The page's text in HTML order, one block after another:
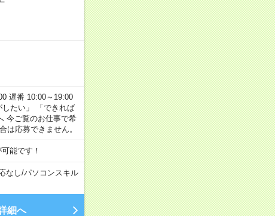
遅番 10:00～19:00
たい」 「できれば
今ご覧のお仕事で希
は応募できません。
能です！
なし/パソコンスキル
細へ